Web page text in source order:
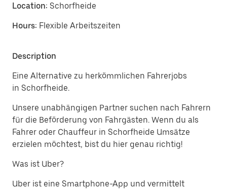
Location: Schorfheide
Hours: Flexible Arbeitszeiten
Description
Eine Alternative zu herkömmlichen Fahrerjobs
in Schorfheide.
Unsere unabhängigen Partner suchen nach Fahrern
für die Beförderung von Fahrgästen. Wenn du als
Fahrer oder Chauffeur in Schorfheide Umsätze
erzielen möchtest, bist du hier genau richtig!
Was ist Uber?
Uber ist eine Smartphone-App und vermittelt